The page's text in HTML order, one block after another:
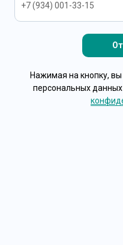
Нажимая на кнопку, вы
персональных